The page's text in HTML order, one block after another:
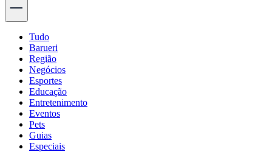
Tudo
Barueri
Região
Negócios
Esportes
Educação
Entretenimento
Eventos
Pets
Guias
Especiais